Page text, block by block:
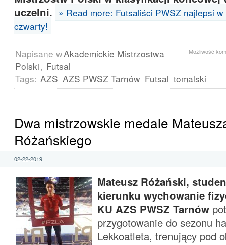
uczelni. » Read more: Futsaliści PWSZ najlepsi
czwarty!
Możliwość
Napisane wAkademickie Mistrzostwa
Polski, Futsal
Tags: AZS AZS PWSZ Tarnów Futsal tomalski
Dwa mistrzowskie medale
Różańskiego
02-22-2019
Mateusz Różański,
kierunku wychowanie
KU AZS PWSZ Tarnów
przygotowanie do sezonu
Lekkoatleta, trenujący pod